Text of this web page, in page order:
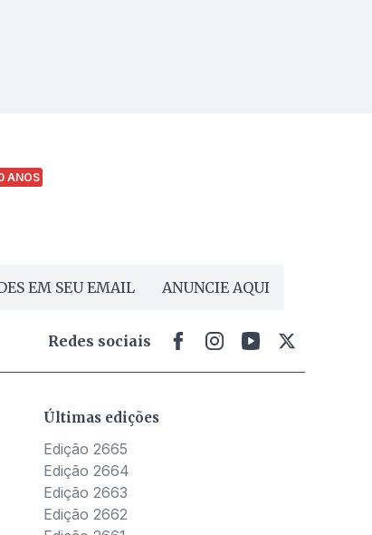
ANOS
EM SEU EMAIL ANUNCIE AQUI
Redes sociais
Últimas edições
Edição 2665
Edição 2664
Edição 2663
Edição 2662